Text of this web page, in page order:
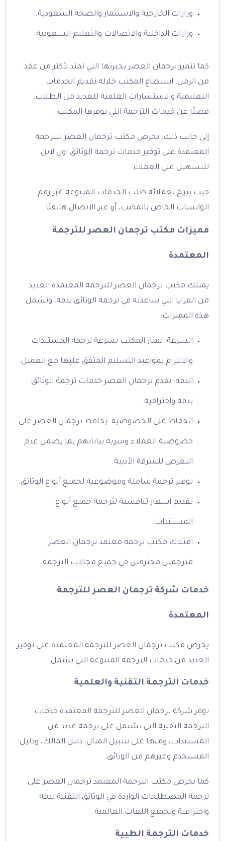
وزارات الخارجية والاستثمار والصحة السعودية.
وزارات الداخلية والاتصالات والتعليم السعودية.
كما تتميز ترجمان العصر بخبرتها التي تمتد لأكثر من عقد
من الزمن، استطاع المكتب خلاله تقديم الخدمات
التعليمية والاستشارات العلمية للعديد من الطلاب،
فضلًا عن خدمات الترجمة التي يوفرها المكتب.
إلى جانب ذلك، يحرص مكتب ترجمان العصر للترجمة
المعتمدة على توفير خدمات ترجمة الوثائق اون لاين
للتسهيل على العملاء.
حيث يتيح لعملائه طلب الخدمات المتنوعة عبر رقم
الواتساب الخاص بالمكتب، أو عبر الاتصال هاتفيًا.
مميزات مكتب ترجمان العصر للترجمة
المعتمدة
يمتلك مكتب ترجمان العصر للترجمة المعتمدة العديد
من المزايا التي ساعدته في ترجمة الوثائق بدقة، وتشمل
هذه المميزات:
السرعة: يمتاز المكتب بسرعة ترجمة المستندات
والالتزام بمواعيد التسليم المتفق عليها مع العميل.
الدقة: يقدم ⁠ترجمان العصر خدمات ترجمة الوثائق
بدقة واحترافية.
الحفاظ على الخصوصية: يحافظ ⁠ترجمان العصر على
خصوصية العملاء وسرية بياناتهم بما يضمن عدم
التعرض للسرقة الأدبية.
توفير ترجمة شاملة وموضوعية لجميع أنواع الوثائق.
تقديم أسعار تنافسية لترجمة جميع أنواع
المستندات.
امتلاك مكتب ترجمة معتمد ⁠ترجمان العصر
مترجمين محترفين في جميع مجالات الترجمة.
خدمات شركة ترجمان العصر للترجمة
المعتمدة
يحرص مكتب ترجمان العصر للترجمة المعتمدة على توفير
العديد من خدمات الترجمة المتنوعة التي تشمل:
خدمات الترجمة التقنية والعلمية
توفر شركة ترجمان العصر للترجمة المعتمدة خدمات
الترجمة التقنية التي تشتمل على ترجمة عديد من
المستندات، ومنها على سبيل المثال: دليل المالك، ودليل
المستخدم وغيرهم من الوثائق.
كما يحرص مكتب الترجمة المعتمد ترجمان العصر على
ترجمة المصطلحات الواردة في الوثائق التقنية بدقة
واحترافية ولجميع اللغات العالمية.
خدمات الترجمة الطبية